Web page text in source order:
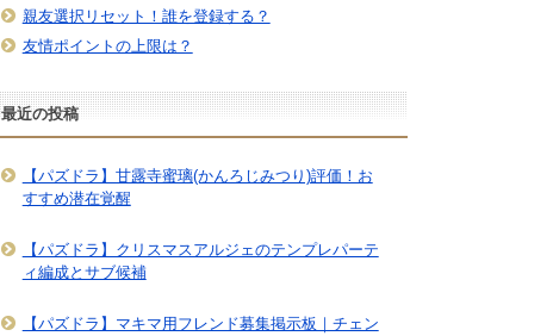
親友選択リセット！誰を登録する？
友情ポイントの上限は？
最近の投稿
【パズドラ】甘露寺蜜璃(かんろじみつり)評価！お
すすめ潜在覚醒
【パズドラ】クリスマスアルジェのテンプレパーテ
ィ編成とサブ候補
【パズドラ】マキマ用フレンド募集掲示板｜チェン